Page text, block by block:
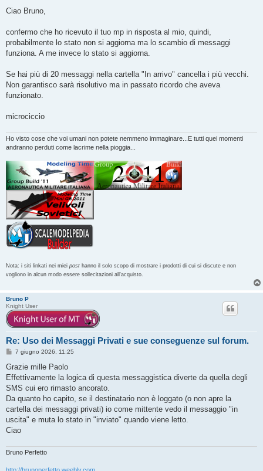
s
g
i
o
Ciao Bruno,
confermo che ho ricevuto il tuo mp in risposta al mio, quindi,
probabilmente lo stato non si aggiorna ma lo scambio di messaggi
funziona. A me invece lo stato si aggiorna.
Se hai più di 20 messaggi nella cartella "In arrivo" cancella i più vecchi.
Non garantisco sarà risolutivo ma in passato ricordo che aveva
funzionato.
microciccio
Ho visto cose che voi umani non potete nemmeno immaginare...E tutti quei momenti
andranno perduti come lacrime nella pioggia...
Nota: i siti linkati nei miei post hanno il solo scopo di mostrare i prodotti di cui si discute e non
vogliono in alcun modo essere sollecitazioni all'acquisto.
Bruno P
Knight User
Re: Uso dei Messaggi Privati e sue conseguenze sul forum.
M
s
a
g
i
o
7 giugno 2026, 11:25
Grazie mille Paolo
Effettivamente la logica di questa messaggistica diverte da quella degli
SMS cui ero rimasto ancorato.
Da quanto ho capito, se il destinatario non è loggato (o non apre la
cartella dei messaggi privati) io come mittente vedo il messaggio "in
uscita" e muta lo stato in "inviato" quando viene letto.
Ciao
Bruno Perfetto